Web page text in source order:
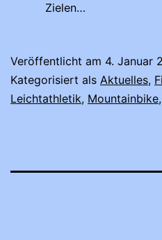
Zielen…
Veröffentlicht am 4. Januar
Kategorisiert als Aktuelles,
Leichtathletik, Mountainbike,